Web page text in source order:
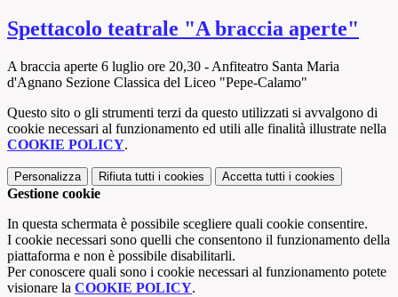
Spettacolo teatrale "A braccia aperte"
A braccia aperte 6 luglio ore 20,30 - Anfiteatro Santa Maria
d'Agnano Sezione Classica del Liceo "Pepe-Calamo"
Questo sito o gli strumenti terzi da questo utilizzati si avvalgono di
cookie necessari al funzionamento ed utili alle finalità illustrate nella
COOKIE POLICY.
Personalizza Rifiuta tutti i cookies Accetta tutti i cookies
Gestione cookie
In questa schermata è possibile scegliere quali cookie consentire.
I cookie necessari sono quelli che consentono il funzionamento della
piattaforma e non è possibile disabilitarli.
Per conoscere quali sono i cookie necessari al funzionamento potete
visionare la COOKIE POLICY.